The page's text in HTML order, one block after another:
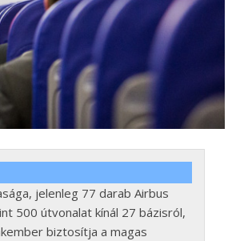
jelenleg 77 darab Airbus
500 útvonalat kínál 27 bázisról,
biztosítja a magas